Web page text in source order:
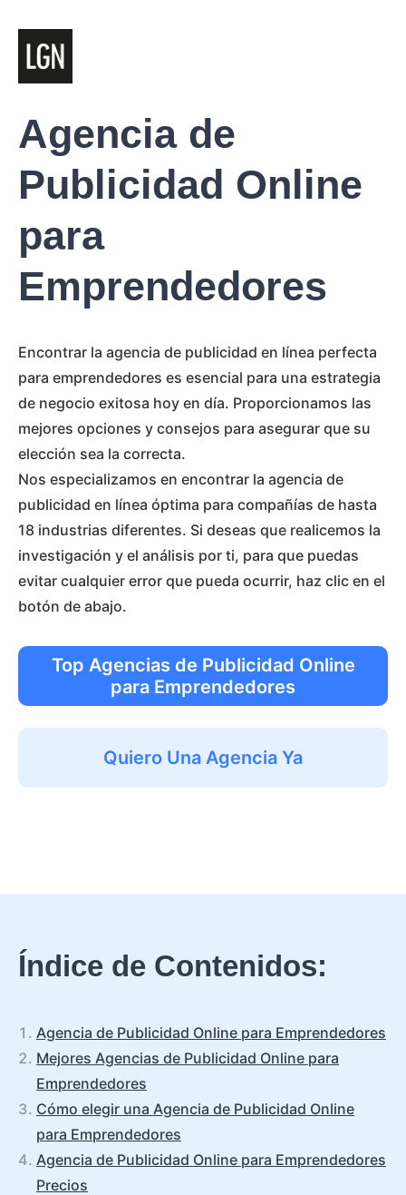
Agencia de
Publicidad Online
para
Emprendedores
Encontrar la agencia de publicidad en línea perfecta
para emprendedores es esencial para una estrategia
de negocio exitosa hoy en día. Proporcionamos las
mejores opciones y consejos para asegurar que su
elección sea la correcta.
Nos especializamos en encontrar la agencia de
publicidad en línea óptima para compañías de hasta
18 industrias diferentes. Si deseas que realicemos la
investigación y el análisis por ti, para que puedas
evitar cualquier error que pueda ocurrir, haz clic en el
botón de abajo.
Top Agencias de Publicidad Online
para Emprendedores
Quiero Una Agencia Ya
Índice de Contenidos:
Agencia de Publicidad Online para Emprendedores
Mejores Agencias de Publicidad Online para
Emprendedores
Cómo elegir una Agencia de Publicidad Online
para Emprendedores
Agencia de Publicidad Online para Emprendedores
Precios